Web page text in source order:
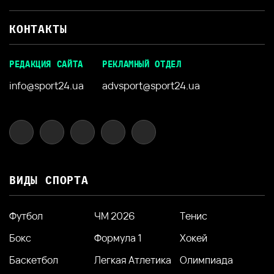
КОНТАКТЫ
РЕДАКЦИЯ САЙТА
info@sport24.ua
РЕКЛАМНЫЙ ОТДЕЛ
advsport@sport24.ua
ВИДЫ СПОРТА
Футбол ЧМ 2026
Тенис
Бокс
Формула 1
Хокей
Баскетбол
Легкая Атлетика
Олимпиада